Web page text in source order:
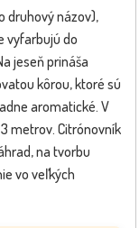
druhový názov),
vyfarbujú do
jeseň prináša
kôrou, ktoré sú
aromatické. V
metrov. Citrónovník
na tvorbu
vo veľkých